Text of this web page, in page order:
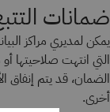
ضمانات
يمكن لمديري مراكز
التي انتهت صلاحيتها
الضمان، قد يتم إنفاق
أخرى.